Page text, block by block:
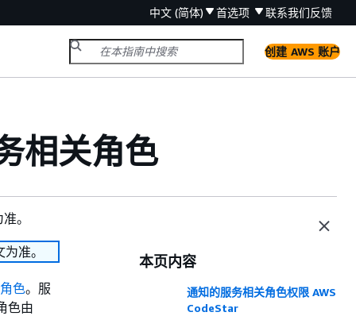
中文 (简体) 首选项 联系我们反馈
创建 AWS 账户
相关角色
。
准。
色。服
色由
本页内容
通知的服务相关角色权限 AWS
CodeStar